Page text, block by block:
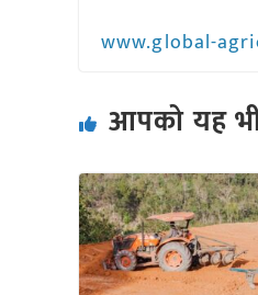
www.global-
आपको यह